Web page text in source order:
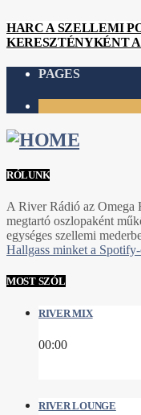
HARC A SZELLEMI
KERESZTÉNYKÉNT
PAGES
RÓLUNK
A River Rádió az Omega
megtartó oszlopaként
egységes szellemi
Hallgass minket a
MOST SZÓL
RIVER MIX
00:00
RIVER LOUNGE